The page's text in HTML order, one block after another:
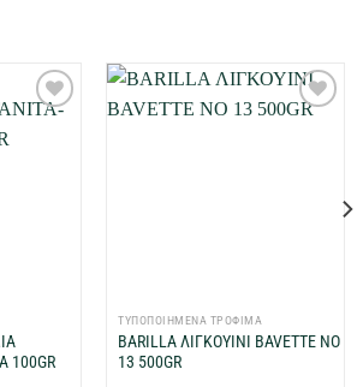
στη Λίστα
100GR
ΤΥΠΟΠΟΙΗΜΕΝΑ ΤΡΟΦΙΜΑ
BARILLA ΛΙΓΚΟΥΙΝΙ BAVETTE NΟ
13 500GR